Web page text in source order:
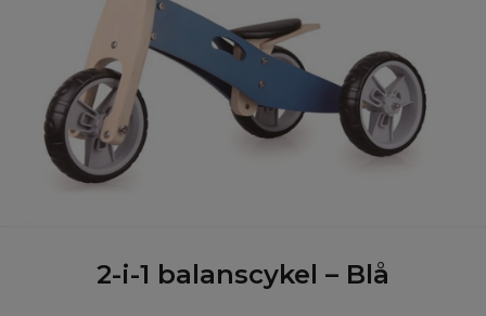
2-i-1 balanscykel – Blå